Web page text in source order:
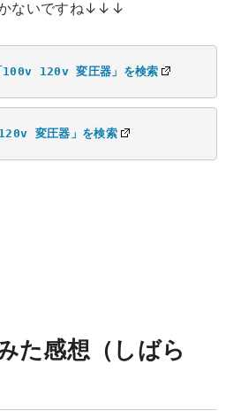
かないですね↓↓↓
120v 変圧器」を検索
変圧器」を検索
た感想（しばら